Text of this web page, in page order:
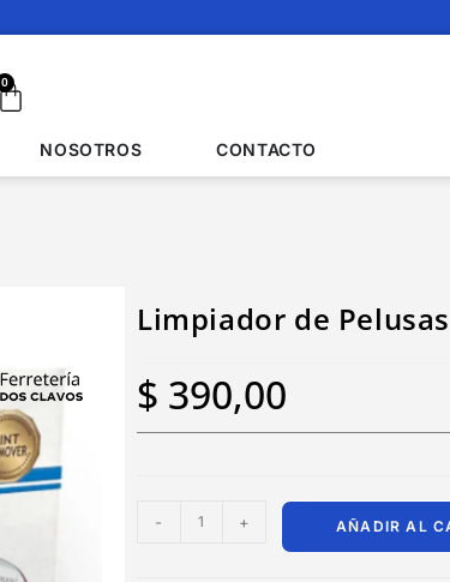
0
NOSOTROS CONTACTO
Limpiador de
$ 390,00
- + AÑADIR AL